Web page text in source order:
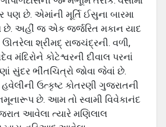
છે. એમાંની મૂર્તિ ઈસુના બારમા
છે. અહીં જ એક જર્જરિત મકાન યાદ
શ્રીમદ્ રાજચંદ્રની. વળી,
મંદિરોને કોટેશ્વરની દીવાલ પરનાં
સુંદર ભીંતચિત્રો જોવા જેવાં છે.
હવેલીની ઉત્કૃષ્ટ કોતરણી ગુજરાતની
છે. આમ તો સ્વામી વિવેકાનંદ
આવેલા ત્યારે મણિલાલ